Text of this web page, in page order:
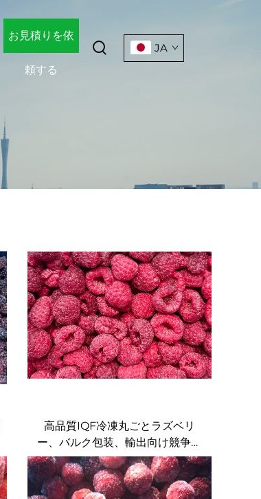
お見積りを依
頼する
JA
高品質IQF冷凍丸ごとラズベリ
ー、バルク包装、輸出向け競争力
のある価格の果実